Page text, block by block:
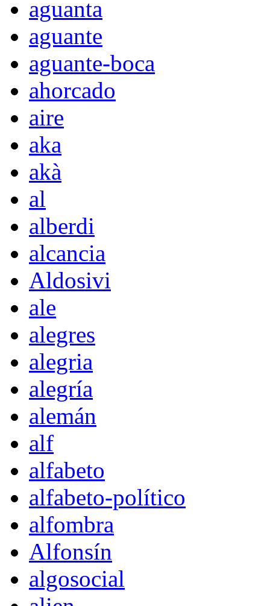
aguanta
aguante
aguante-boca
ahorcado
aire
aka
akà
al
alberdi
alcancia
Aldosivi
ale
alegres
alegria
alegría
alemán
alf
alfabeto
alfabeto-político
alfombra
Alfonsín
algosocial